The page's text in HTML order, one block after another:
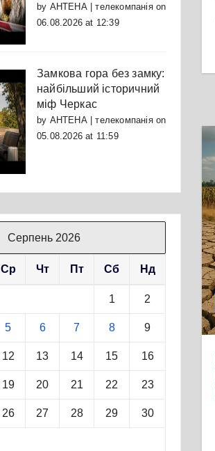
by АНТЕНА | телекомпаніяon
06.08.2026 at 12:39
Замкова гора без замку:
найбільший історичний
міф Черкас
by АНТЕНА | телекомпаніяon
05.08.2026 at 11:59
Серпень 2026
Ср Чт Пт Сб Нд
1 2
5 6 7 8 9
12 13 14 15 16
19 20 21 22 23
26 27 28 29 30